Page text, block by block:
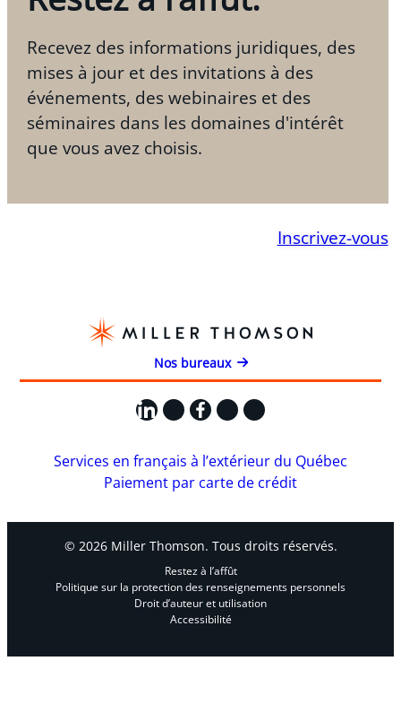
Recevez des informations juridiques, des
mises à jour et des invitations à des
événements, des webinaires et des
séminaires dans les domaines d'intérêt
que vous avez choisis.
Inscrivez-vous
Nos bureaux
LinkedIn
X Facebook
Instagram
YouTube
Services en français à l’extérieur du Québec
Paiement par carte de crédit
© 2026 Miller Thomson. Tous droits réservés.
Restez à l’affût
Politique sur la protection des renseignements personnels
Droit d’auteur et utilisation
Accessibilité